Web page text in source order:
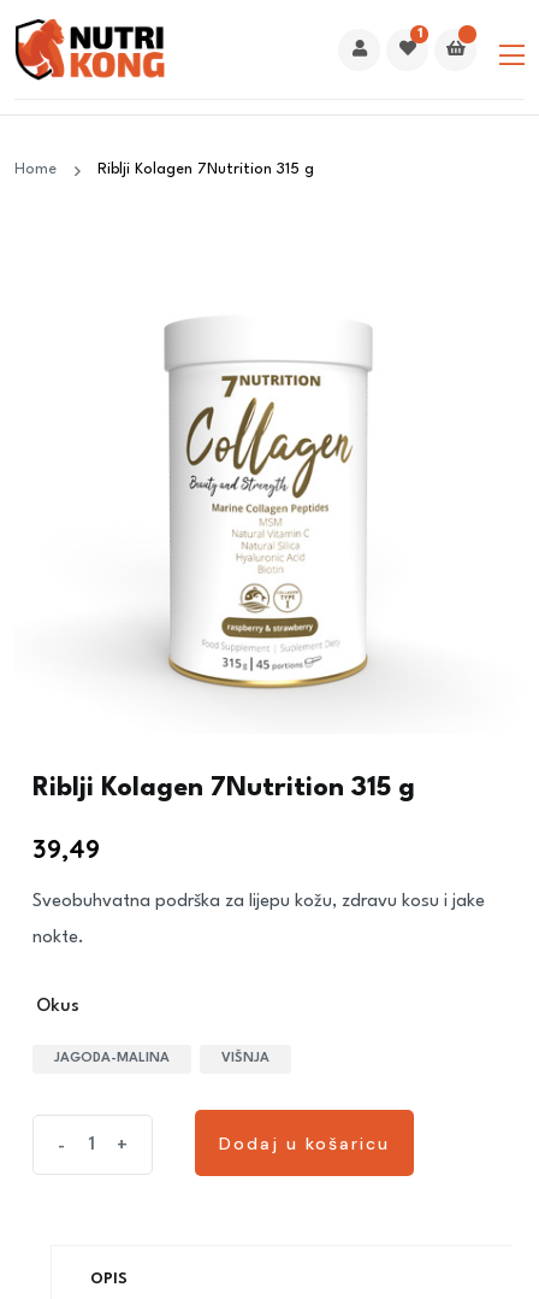
1
Home Riblji Kolagen 7Nutrition 315 g
Riblji Kolagen 7Nutrition 315 g
39,49
Sveobuhvatna podrška za lijepu kožu, zdravu kosu i jake
nokte.
Okus
JAGODA-MALINA VIŠNJA
- + Dodaj u košaricu
OPIS